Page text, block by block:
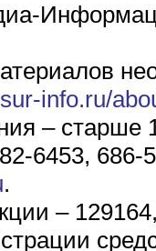
info.ru/
– старше
6453, 686-
.
–